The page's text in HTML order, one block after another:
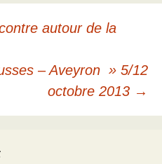
autour de la
– Aveyron » 5/12
octobre 2013 →